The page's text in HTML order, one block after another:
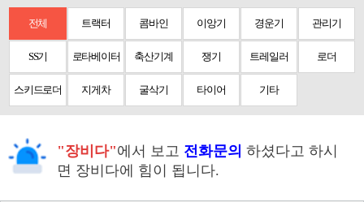
전체 트랙터 콤바인 이앙기 경운기 관리기
SS기 로타베이터 축산기계 쟁기 트레일러 로더
스키드로더 지게차 굴삭기 타이어 기타
"장비다"에서 보고 전화문의 하셨다고 하시
면 장비다에 힘이 됩니다.